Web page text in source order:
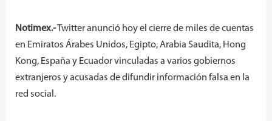
Notimex.-Twitter anunció hoy el cierre de miles de cuentas
en Emiratos Árabes Unidos, Egipto, Arabia Saudita, Hong
Kong, España y Ecuador vinculadas a varios gobiernos
extranjeros y acusadas de difundir información falsa en la
red social.